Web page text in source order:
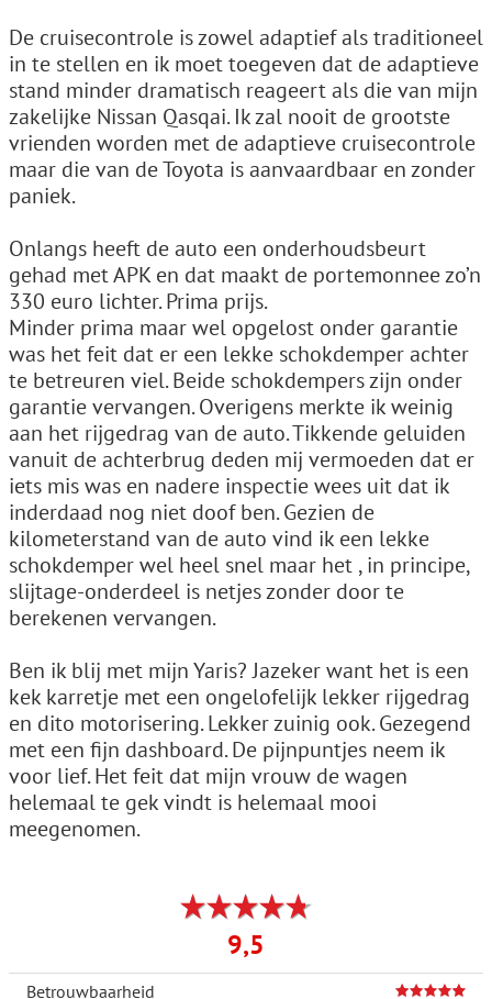
De cruisecontrole is zowel adaptief als traditioneel
in te stellen en ik moet toegeven dat de adaptieve
stand minder dramatisch reageert als die van mijn
zakelijke Nissan Qasqai. Ik zal nooit de grootste
vrienden worden met de adaptieve cruisecontrole
maar die van de Toyota is aanvaardbaar en zonder
paniek.
Onlangs heeft de auto een onderhoudsbeurt
gehad met APK en dat maakt de portemonnee zo’n
330 euro lichter. Prima prijs.
Minder prima maar wel opgelost onder garantie
was het feit dat er een lekke schokdemper achter
te betreuren viel. Beide schokdempers zijn onder
garantie vervangen. Overigens merkte ik weinig
aan het rijgedrag van de auto. Tikkende geluiden
vanuit de achterbrug deden mij vermoeden dat er
iets mis was en nadere inspectie wees uit dat ik
inderdaad nog niet doof ben. Gezien de
kilometerstand van de auto vind ik een lekke
schokdemper wel heel snel maar het , in principe,
slijtage-onderdeel is netjes zonder door te
berekenen vervangen.
Ben ik blij met mijn Yaris? Jazeker want het is een
kek karretje met een ongelofelijk lekker rijgedrag
en dito motorisering. Lekker zuinig ook. Gezegend
met een fijn dashboard. De pijnpuntjes neem ik
voor lief. Het feit dat mijn vrouw de wagen
helemaal te gek vindt is helemaal mooi
meegenomen.
9,5
Betrouwbaarheid